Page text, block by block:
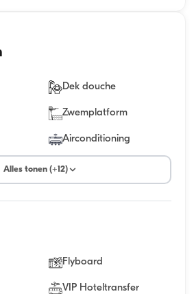
Dek douche
Zwemplatform
Airconditioning
Alles tonen (+12)
Flyboard
VIP Hoteltransfer